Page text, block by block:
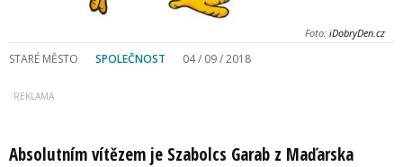
Foto: iDobryDen.cz
STARÉ MĚSTO SPOLEČNOST 04 / 09 / 2018
Absolutním vítězem je Szabolcs Garab z Maďarska